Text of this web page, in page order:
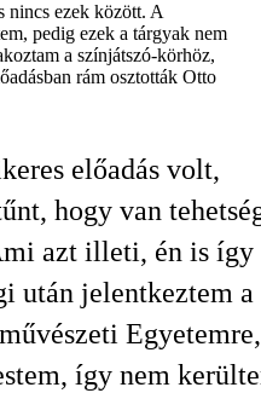
nincs ezek között. A
pedig ezek a tárgyak nem
a színjátszó-körhöz,
rám osztották Otto
előadás volt,
hogy van
azt illeti, én is így
után jelentkeztem a
így nem